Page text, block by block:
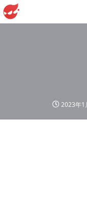
2023年1